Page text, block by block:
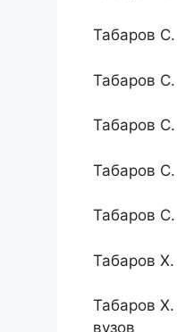
Табаров
Табаров С.
Табаров
Табаров
Табаров
Табаров
Табаров
вузов